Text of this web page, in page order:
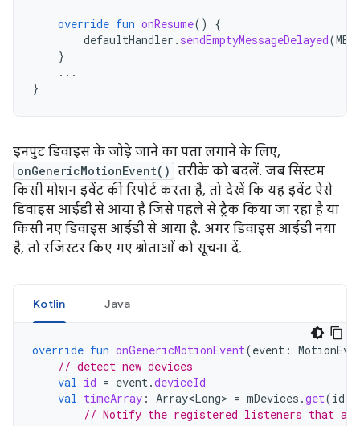
override fun onResume()
{
defaultHandler . sendEmptyMessageDelayed(
}
...
}
इनपुट डिवाइस के जोड़े जाने का पता लगाने के लिए,
onGenericMotionEvent() तरीके को बदलें. जब सिस्टम
किसी मोशन इवेंट की रिपोर्ट करता है, तो देखें कि यह इवेंट ऐसे
डिवाइस आईडी से आया है जिसे पहले से ट्रैक किया जा रहा है या
किसी नए डिवाइस आईडी से आया है. अगर डिवाइस आईडी नया
है, तो रजिस्टर किए गए श्रोताओं को सूचना दें.
Kotlin Java
override fun onGenericMotionEvent(event :
// detect new devices
val id = event.deviceId
val timeArray : Array<Long> = mDevices .get(id
// Notify the registered listeners that a